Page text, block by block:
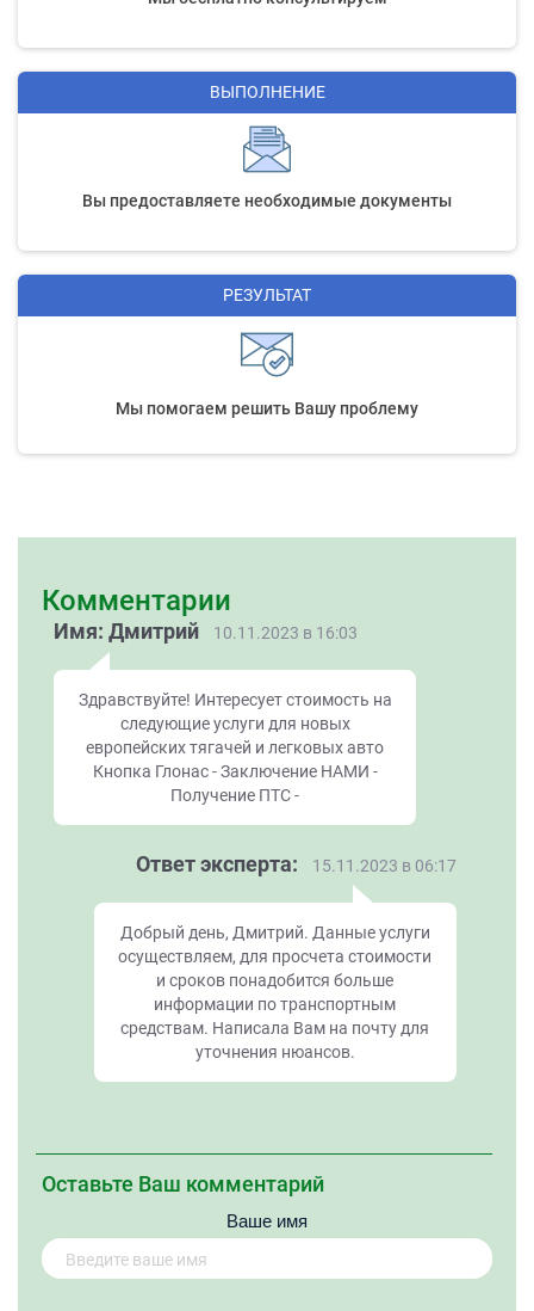
ВЫПОЛНЕНИЕ
Вы предоставляете необходимые документы
РЕЗУЛЬТАТ
Мы помогаем решить Вашу проблему
Комментарии
Имя: Дмитрий 10.11.2023 в 16:03
Здравствуйте! Интересует стоимость на
следующие услуги для новых
европейских тягачей и легковых авто
Кнопка Глонас - Заключение НАМИ -
Получение ПТС -
Ответ эксперта: 15.11.2023 в 06:17
Добрый день, Дмитрий. Данные услуги
осуществляем, для просчета стоимости
и сроков понадобится больше
информации по транспортным
средствам. Написала Вам на почту для
уточнения нюансов.
Оставьте Ваш комментарий
Ваше имя